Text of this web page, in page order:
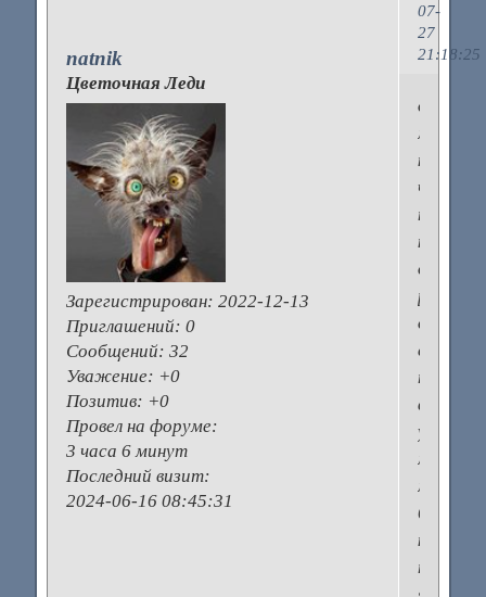
07-
27
21:18:25
natnik
Цветочная Леди
Зарегистрирован: 2022-12-13
Приглашений: 0
Сообщений: 32
Уважение: +0
Позитив: +0
Провел на форуме:
3 часа 6 минут
Последний визит:
2024-06-16 08:45:31
да
мне
что
ни
как...
очень
редко
они
сами
вот
у
моего
мужа
была
киста